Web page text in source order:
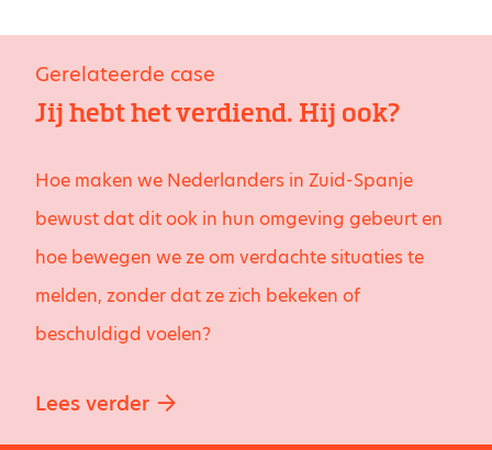
Gerelateerde case
Jij hebt het verdiend. Hij ook?
Hoe maken we Nederlanders in Zuid-Spanje
bewust dat dit ook in hun omgeving gebeurt en
hoe bewegen we ze om verdachte situaties te
melden, zonder dat ze zich bekeken of
beschuldigd voelen?
Lees verder